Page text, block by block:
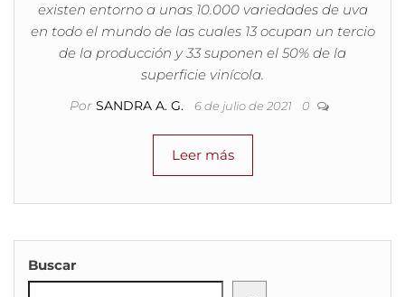
existen entorno a unas 10.000 variedades de uva
en todo el mundo de las cuales 13 ocupan un tercio
de la producción y 33 suponen el 50% de la
superficie vinícola.
Por SANDRA A. G. 6 de julio de 2021 0
Leer más
Buscar